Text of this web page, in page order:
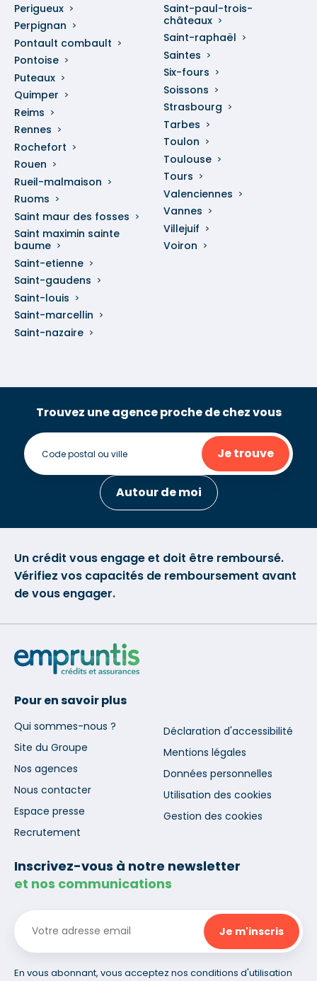
Perigueux
Perpignan
Pontault combault
Pontoise
Puteaux
Quimper
Reims
Rennes
Rochefort
Rouen
Rueil-malmaison
Ruoms
Saint maur des fosses
Saint maximin sainte
baume
Saint-etienne
Saint-gaudens
Saint-louis
Saint-marcellin
Saint-nazaire
Saint-paul-trois-
châteaux
Saint-raphaël
Saintes
Six-fours
Soissons
Strasbourg
Tarbes
Toulon
Toulouse
Tours
Valenciennes
Vannes
Villejuif
Voiron
Trouvez une agence proche de chez vous
Je trouve
Autour de moi
Un crédit vous engage et doit être remboursé.
Vérifiez vos capacités de remboursement avant
de vous engager.
Pour en savoir plus
Qui sommes-nous ?
Site du Groupe
Nos agences
Nous contacter
Espace presse
Recrutement
Déclaration d'accessibilité
Mentions légales
Données personnelles
Utilisation des cookies
Gestion des cookies
Inscrivez-vous à notre newsletter
et nos communications
En vous abonnant, vous acceptez nos conditions d'utilisation